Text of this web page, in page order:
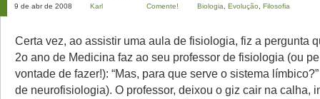
9 de abr de 2008 Karl Comente! Biologia Evolução Filosofia
Certa vez, ao assistir uma aula de fisiologia, fiz a pergunta
2o ano de Medicina faz ao seu professor de fisiologia (ou
vontade de fazer!): “Mas, para que serve o sistema
de neurofisiologia). O professor, deixou o giz cair na calha,